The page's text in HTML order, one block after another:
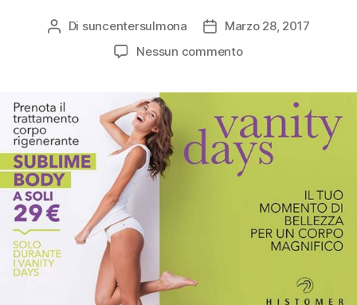
Autore
Di suncentersulmona
DataMarzo 28, 2017
Nessun commentosu
rigenerante
e
ossigenante
–
Promozione